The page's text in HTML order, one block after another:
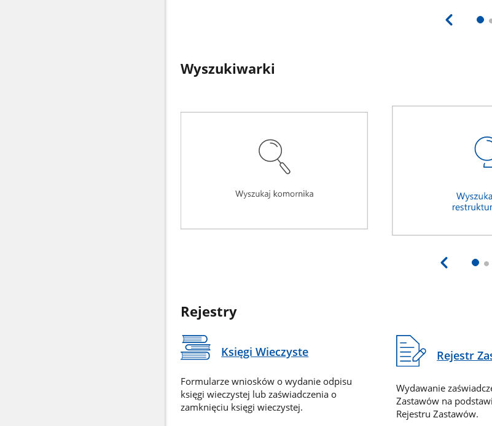
Wyszukiwarki
Rejestry
Księgi Wieczyste
Formularze wniosków o wydanie odpisu
księgi wieczystej lub zaświadczenia o
zamknięciu księgi wieczystej.
Rejestr
Wydawanie
Zastawów na
Rejestru Zastawów.